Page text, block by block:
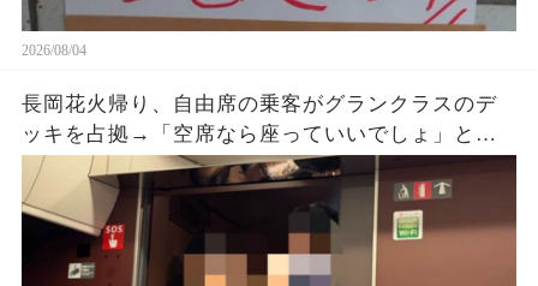
2026/08/04
長岡花火帰り、自由席の乗客がグランクラスのデ
ッキを占拠→「空席なら座っていいでしょ」と扉
をのぞき続けた直後、車掌が乗車券を確認する
と…